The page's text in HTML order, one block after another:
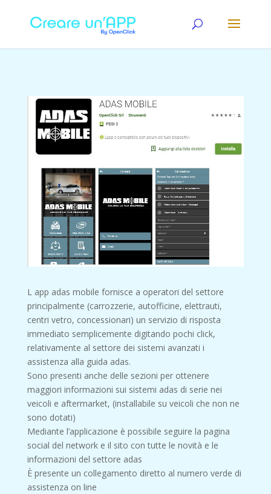
L app adas mobile fornisce a operatori del settore
principalmente (carrozzerie, autofficine, elettrauti,
centri vetro, concessionari) un servizio di risposta
immediato semplicemente digitando pochi click,
relativamente al settore dei sistemi avanzati i
assistenza alla guida adas.
Sono presenti anche delle sezioni per ottenere
maggiori informazioni sui sistemi adas di serie nei
veicoli e aftermarket, (installabile su veicoli che non ne
sono dotati)
Mediante l’applicazione è possibile seguire la pagina
social del network e il sito con tutte le novità e le
informazioni del settore adas
È presente un collegamento diretto al numero verde di
assistenza on line